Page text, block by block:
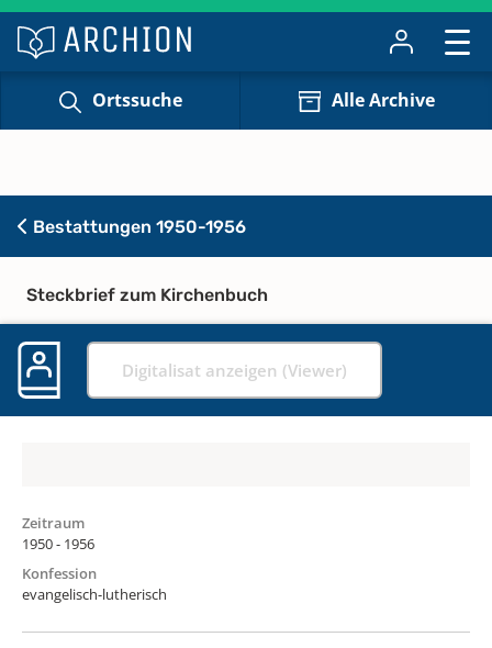
Ortssuche Alle Archive
Bestattungen 1950-1956
Steckbrief zum Kirchenbuch
Digitalisat anzeigen (Viewer)
Zeitraum
1950 - 1956
Konfession
evangelisch-lutherisch